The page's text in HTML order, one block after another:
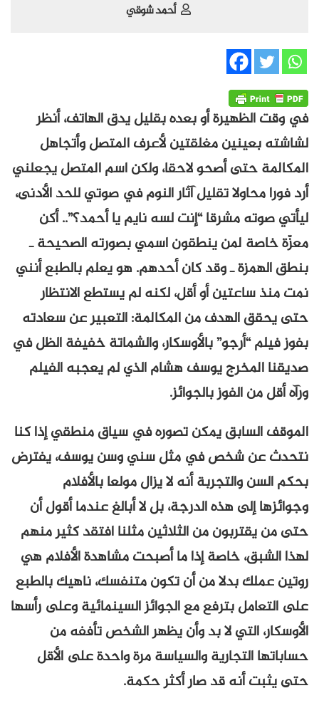
أحمد شوقي
في وقت الظهيرة أو بعده بقليل يدق الهاتف، أنظر
لشاشته بعينين مغلقتين لأعرف المتصل وأتجاهل
المكالمة حتى أصحو لاحقا، ولكن اسم المتصل يجعلني
أرد فورا محاولا تقليل آثار النوم في صوتي للحد الأدنى،
ليأتي صوته مشرقا “إنت لسه نايم يا أحمد؟”.. أكن
معزّة خاصة لمن ينطقون اسمي بصورته الصحيحة ـ
بنطق الهمزة ـ وقد كان أحدهم. هو يعلم بالطبع أنني
نمت منذ ساعتين أو أقل، لكنه لم يستطع الانتظار
حتى يحقق الهدف من المكالمة: التعبير عن سعادته
بفوز فيلم “أرجو” بالأوسكار، والشماتة خفيفة الظل في
صديقنا المخرج يوسف هشام الذي لم يعجبه الفيلم
ورآه أقل من الفوز بالجوائز.
الموقف السابق يمكن تصوره في سياق منطقي إذا كنا
نتحدث عن شخص في مثل سني وسن يوسف، يفترض
بحكم السن والتجربة أنه لا يزال مولعا بالأفلام
وجوائزها إلى هذه الدرجة، بل لا أبالغ عندما أقول أن
حتى من يقتربون من الثلاثين مثلنا افتقد كثير منهم
لهذا الشبق، خاصة إذا ما أصبحت مشاهدة الأفلام هي
روتين عملك بدلا من أن تكون متنفسك، ناهيك بالطبع
على التعامل بترفع مع الجوائز السينمائية وعلى رأسها
الأوسكار، التي لا بد وأن يظهر الشخص تأففه من
حساباتها التجارية والسياسة مرة واحدة على الأقل
حتى يثبت أنه قد صار أكثر حكمة.